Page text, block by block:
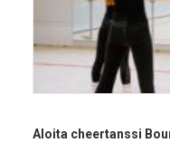
Aloita cheertanssi